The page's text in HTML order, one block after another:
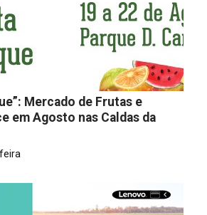
Mercado de Frutas e
em Agosto nas Caldas da